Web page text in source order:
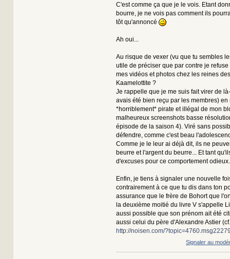
C'est comme ça que je le vois. Etant
bourre, je ne vois pas comment ils
tôt qu'annoncé
Ah oui...
Au risque de vexer (vu que tu sembles
utile de préciser que par contre je
mes vidéos et photos chez les reines
Kaamelottite ?
Je rappelle que je me suis fait virer de
avais été bien reçu par les membres)
*horriblement* pirate et illégal de mon
malheureux screenshots basse
épisode de la saison 4). Viré sans
défendre, comme c'est beau
Comme je le leur ai déjà dit, ils ne
beurre et l'argent du beurre... Et tant
d'excuses pour ce comportement
Enfin, je tiens à signaler une nouvelle
contrairement à ce que tu dis dans ton
assurance que le frère de Bohort que
la deuxième moitié du livre V s'appelle
aussi possible que son prénom ait été
aussi celui du père d'Alexandre Astier (cf.
http://noisen.com/
Signaler au